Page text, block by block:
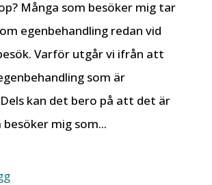
Många som besöker mig tar
egenbehandling redan vid
Varför utgår vi ifrån att
som är
kan det bero på att det är
mig som...